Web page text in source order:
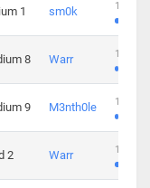
1 sm0k 139
8 Warr 112
9 M3nth0le 100
2 Warr 176